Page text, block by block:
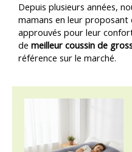
Depuis plusieurs années,
mamans en leur
approuvés pour leur
de meilleur coussin de
référence sur le marché.